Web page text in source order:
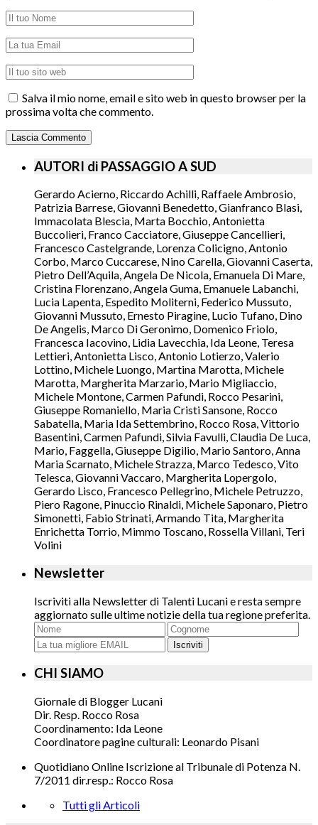
Salva il mio nome, email e sito web in questo browser per la
prossima volta che commento.
AUTORI di PASSAGGIO A SUD
Gerardo Acierno, Riccardo Achilli, Raffaele Ambrosio,
Patrizia Barrese, Giovanni Benedetto, Gianfranco Blasi,
Immacolata Blescia, Marta Bocchio, Antonietta
Buccolieri, Franco Cacciatore, Giuseppe Cancellieri,
Francesco Castelgrande, Lorenza Colicigno, Antonio
Corbo, Marco Cuccarese, Nino Carella, Giovanni Caserta,
Pietro Dell’Aquila, Angela De Nicola, Emanuela Di Mare,
Cristina Florenzano, Angela Guma, Emanuele Labanchi,
Lucia Lapenta, Espedito Moliterni, Federico Mussuto,
Giovanni Mussuto, Ernesto Piragine, Lucio Tufano, Dino
De Angelis, Marco Di Geronimo, Domenico Friolo,
Francesca Iacovino, Lidia Lavecchia, Ida Leone, Teresa
Lettieri, Antonietta Lisco, Antonio Lotierzo, Valerio
Lottino, Michele Luongo, Martina Marotta, Michele
Marotta, Margherita Marzario, Mario Migliaccio,
Michele Montone, Carmen Pafundi, Rocco Pesarini,
Giuseppe Romaniello, Maria Cristi Sansone, Rocco
Sabatella, Maria Ida Settembrino, Rocco Rosa, Vittorio
Basentini, Carmen Pafundi, Silvia Favulli, Claudia De Luca,
Mario, Faggella, Giuseppe Digilio, Mario Santoro, Anna
Maria Scarnato, Michele Strazza, Marco Tedesco, Vito
Telesca, Giovanni Vaccaro, Margherita Lopergolo,
Gerardo Lisco, Francesco Pellegrino, Michele Petruzzo,
Piero Ragone, Pinuccio Rinaldi, Michele Saponaro, Pietro
Simonetti, Fabio Strinati, Armando Tita, Margherita
Enrichetta Torrio, Mimmo Toscano, Rossella Villani, Teri
Volini
Newsletter
Iscriviti alla Newsletter di Talenti Lucani e resta sempre
aggiornato sulle ultime notizie della tua regione preferita.
Iscriviti
CHI SIAMO
Giornale di Blogger Lucani
Dir. Resp. Rocco Rosa
Coordinamento: Ida Leone
Coordinatore pagine culturali: Leonardo Pisani
Quotidiano Online Iscrizione al Tribunale di Potenza N.
7/2011 dir.resp.: Rocco Rosa
Tutti gli Articoli